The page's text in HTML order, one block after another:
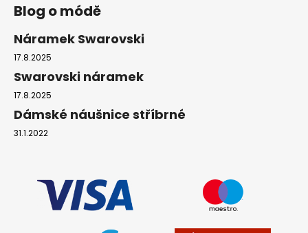
Blog o módě
Náramek Swarovski
17.8.2025
Swarovski náramek
17.8.2025
Dámské náušnice stříbrné
31.1.2022